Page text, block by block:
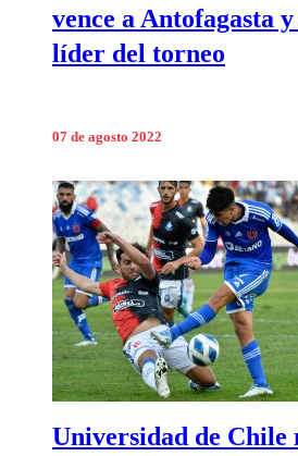
vence a Antofagasta
líder del torneo
07 de agosto 2022
Universidad de Chile